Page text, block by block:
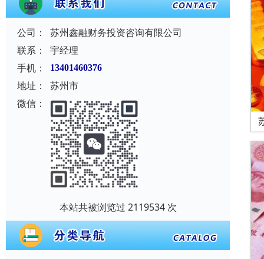
公司：
苏州鑫融财务投资咨询有限公司
联系：
宇经理
手机：
13401460376
地址：
苏州市
微信：
本站共被浏览过 2119534 次